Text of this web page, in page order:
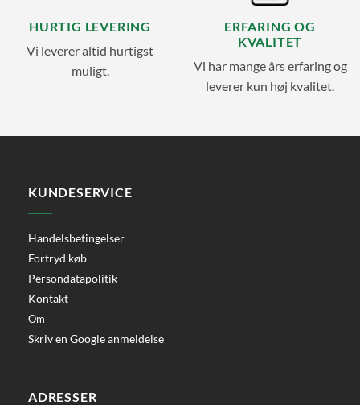
HURTIG LEVERING
Vi leverer altid hurtigst
muligt.
ERFARING OG
KVALITET
Vi har mange års erfaring og
leverer kun høj kvalitet.
KUNDESERVICE
Handelsbetingelser
Fortryd køb
Persondatapolitik
Kontakt
Om
Skriv en Google anmeldelse
ADRESSER